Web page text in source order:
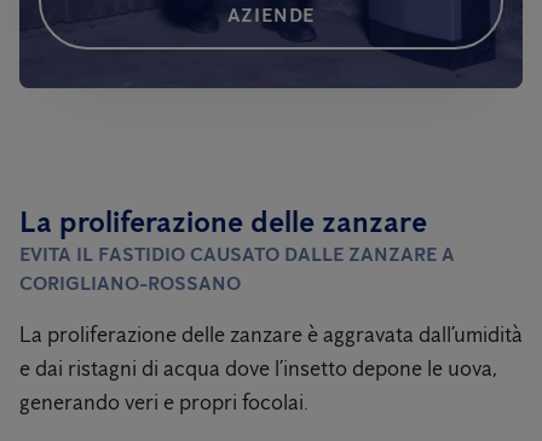
AZIENDE
La proliferazione delle zanzare
EVITA IL FASTIDIO CAUSATO DALLE ZANZARE A
CORIGLIANO-ROSSANO
La proliferazione delle zanzare è aggravata dall’umidità
e dai ristagni di acqua dove l’insetto depone le uova,
generando veri e propri focolai.